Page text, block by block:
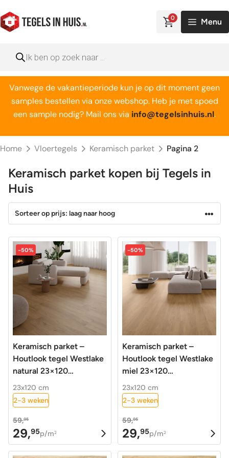
naar
de
0 Menu
zoeken
Vanwege de vakantieperiode kun je op dit moment geen
samples bestellen via onze webshop. Heb je met spoed
een sample nodig? Mail ons via info@tegelsinhuis.nl.
Home Vloertegels Keramisch parket Pagina 2
Keramisch parket kopen bij Tegels in
Huis
-50%
Keramisch parket –
Houtlook tegel Westlake
natural 23×120
gerectificeerd R10
23x120 cm
2-3 weken
59,95
Oorspronkelijke
prijs
29,95
Huidige
prijs
p/m2
-50%
Keramisch parket –
Houtlook tegel Westlake
miel 23×120
gerectificeerd R10
23x120 cm
2-3 weken
59,95
Oorspronkelijke
prijs
29,95
Huidige
prijs
p/m2